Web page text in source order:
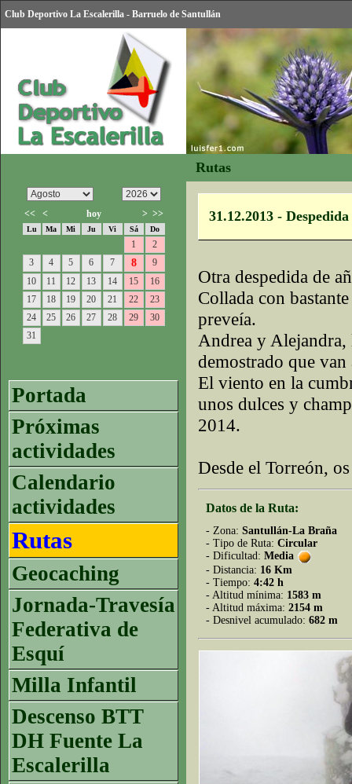
Club Deportivo La Escalerilla - Barruelo de Santullán
Rutas
<< < hoy > >>
Lu Ma Mi Ju Vi Sá Do
1
2
3
4 5 6 7 8
9
10
11 12 13 14 15
16
17
18 19 20 21 22
23
24
25 26 27 28 29
30
31
Portada
Próximas
actividades
Calendario
actividades
Rutas
Geocaching
Jornada-Travesía
Federativa de
Esquí
Milla Infantil
Descenso BTT
DH Fuente La
Escalerilla
31.12.2013 -
Otra despedida de
Collada con
preveía.
Andrea y Alejandra,
demostrado que van
El viento en la
unos dulces y
2014.
Desde el Torreón,
Datos de la Ruta:
- Zona: Santullán-La Braña
- Tipo de Ruta: Circular
- Dificultad: Media
- Distancia: 16 Km
- Tiempo: 4:42 h
- Altitud mínima: 1583 m
- Altitud máxima: 2154 m
- Desnivel acumulado: 682 m